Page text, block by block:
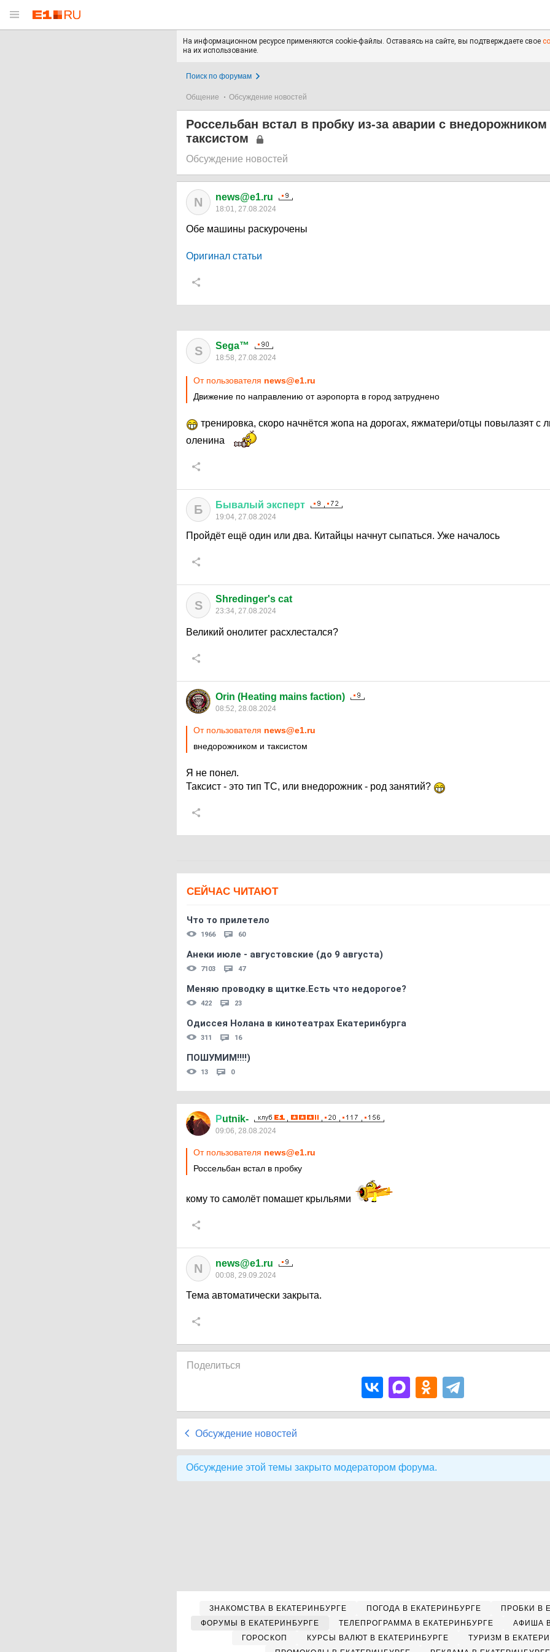
На информационном ресурсе применяются cookie-файлы. Оставаясь на сайте, вы подтверждаете свое
на их использование.
Поиск по форумам
Общение Обсуждение новостей
Россельбан встал в пробку из-за аварии с внедорожником
таксистом
Обсуждение новостей
N news@e1.ru
18:01, 27.08.2024
Обе машины раскурочены
Оригинал статьи
S Sega™
18:58, 27.08.2024
От пользователя news@e1.ru
Движение по направлению от аэропорта в город затруднено
тренировка, скоро начнётся жопа на дорогах, яжматери/отцы повылазят с
оленина
Б Бывалый эксперт
19:04, 27.08.2024
Пройдёт ещё один или два. Китайцы начнут сыпаться. Уже началось
S Shredinger's cat
23:34, 27.08.2024
Великий онолитег расхлестался?
Orin (Heating mains faction)
08:52, 28.08.2024
От пользователя news@e1.ru
внедорожником и таксистом
Я не понел.
Таксист - это тип ТС, или внедорожник - род занятий?
СЕЙЧАС ЧИТАЮТ
Что то прилетело
1966 60
Анеки июле - августовские (до 9 августа)
7103 47
Меняю проводку в щитке.Есть что недорогое?
422 23
Одиссея Нолана в кинотеатрах Екатеринбурга
311 16
ПОШУМИМ!!!!)
13 0
Рutnik-
09:06, 28.08.2024
От пользователя news@e1.ru
Россельбан встал в пробку
кому то самолёт помашет крыльями
N news@e1.ru
00:08, 29.09.2024
Тема автоматически закрыта.
Поделиться
Обсуждение новостей
Обсуждение этой темы закрыто модератором форума.
ЗНАКОМСТВА В ЕКАТЕРИНБУРГЕ ПОГОДА В ЕКАТЕРИНБУРГЕ
ПРОБКИ В
ФОРУМЫ В ЕКАТЕРИНБУРГЕ
ТЕЛЕПРОГРАММА В ЕКАТЕРИНБУРГЕ
АФИША
ГОРОСКОП
КУРСЫ ВАЛЮТ В ЕКАТЕРИНБУРГЕ
ТУРИЗМ В